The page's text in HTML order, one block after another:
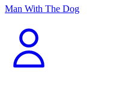
Man With The Dog